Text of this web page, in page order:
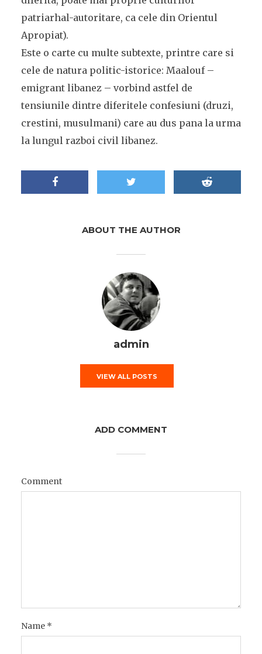
patriarhal-autoritare, ca cele din Orientul
Apropiat).
Este o carte cu multe subtexte, printre care si
cele de natura politic-istorice: Maalouf –
emigrant libanez – vorbind astfel de
tensiunile dintre diferitele confesiuni (druzi,
crestini, musulmani) care au dus pana la urma
la lungul razboi civil libanez.
ABOUT THE AUTHOR
admin
VIEW ALL POSTS
ADD COMMENT
Comment
Name *